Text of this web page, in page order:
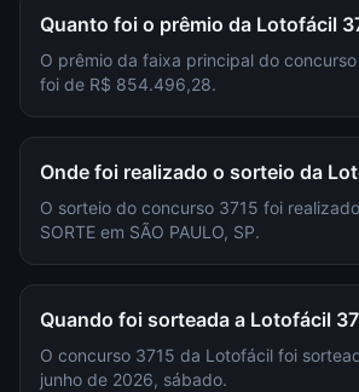
Quanto foi o prêmio da Lotofácil
O prêmio da faixa principal do
foi de R$ 854.496,28.
Onde foi realizado o sorteio da
O sorteio do concurso 3715 foi
SORTE em SÃO PAULO, SP.
Quando foi sorteada a Lotofácil
O concurso 3715 da Lotofácil foi
junho de 2026, sábado.